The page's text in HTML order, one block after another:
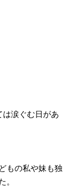
は涙ぐむ日があ
もの私や妹も独
。